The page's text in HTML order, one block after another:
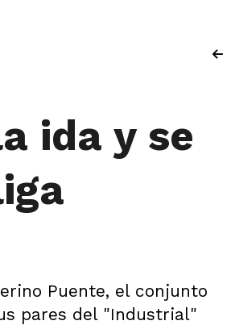
ida y se
Puente, el conjunto
pares del "Industrial"